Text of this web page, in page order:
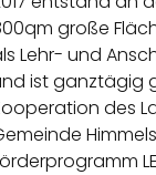
große
Lehr- und
ist ganztägig
des